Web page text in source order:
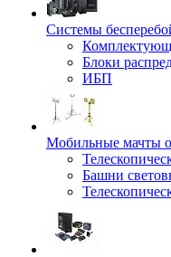
Системы
Блоки
ИБП
Мобильные мачты
Башни